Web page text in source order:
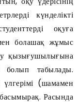
күнделікті
оқуға
болашақ жұмыс
қызығушылығына
табылады.
үлгерімі (шамамен
Расында